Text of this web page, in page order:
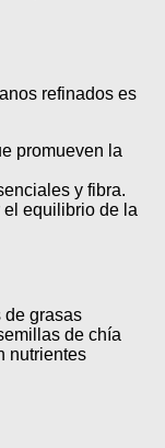
refinados es
promueven la
y fibra.
el equilibrio de la
de grasas
de chía
nutrientes